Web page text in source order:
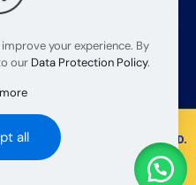
Haizhu, Guangzhou
— BETA Electronic Co LTD.
Reservados.
your experience. By
our Data Protection Policy.
all